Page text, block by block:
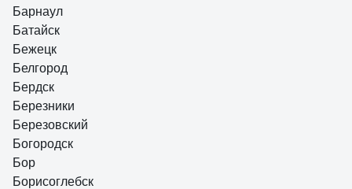
Барнаул
Батайск
Бежецк
Белгород
Бердск
Березники
Березовский
Богородск
Бор
Борисоглебск